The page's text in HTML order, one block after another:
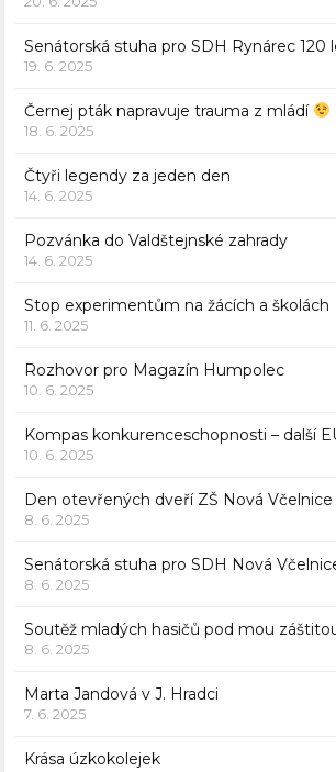
Senátorská stuha pro SDH Rynárec 120
19. 6. 2025
Černej pták napravuje trauma z mládí
18. 6. 2025
Čtyři legendy za jeden den
14. 6. 2025
Pozvánka do Valdštejnské zahrady
14. 6. 2025
Stop experimentům na žácích a školách
11. 6. 2025
Rozhovor pro Magazín Humpolec
10. 6. 2025
Kompas konkurenceschopnosti – další
10. 6. 2025
Den otevřených dveří ZŠ Nová Včelnice
8. 6. 2025
Senátorská stuha pro SDH Nová
8. 6. 2025
Soutěž mladých hasičů pod mou
8. 6. 2025
Marta Jandová v J. Hradci
7. 6. 2025
Krása úzkokolejek